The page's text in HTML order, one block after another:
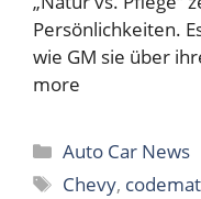
Persönlichkeiten.
wie GM sie über
more
Categories
Auto Car News
Tags
Chevy,